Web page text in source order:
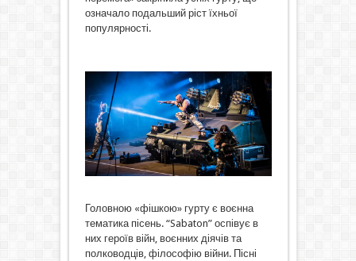
означало подальший ріст їхньої
популярності.
Головною «фішкою» гурту є воєнна
тематика пісень. “Sabaton” оспівує в
них героїв війн, воєнних діячів та
полководців, філософію війни. Пісні